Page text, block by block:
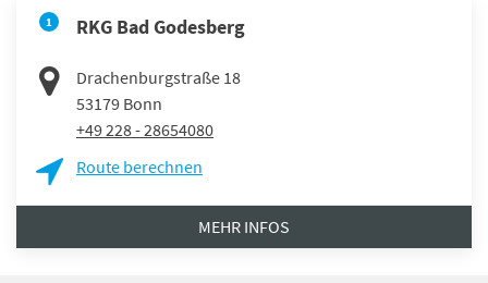
1 RKG Bad Godesberg
Drachenburgstraße 18
53179 Bonn
+49 228 - 28654080
Route berechnen
MEHR INFOS